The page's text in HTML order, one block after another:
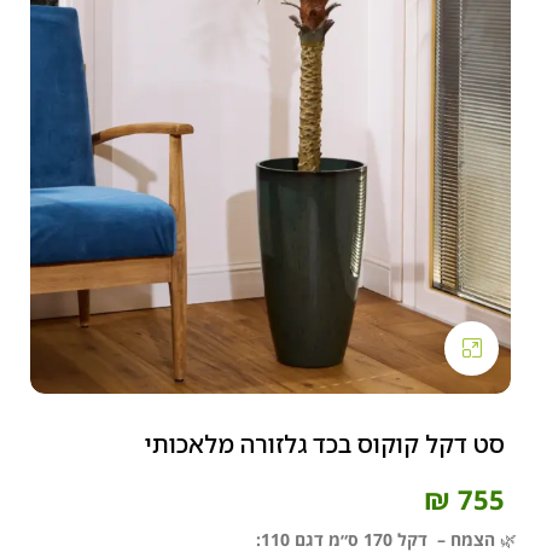
Click to enlarge
סט דקל קוקוס בכד גלזורה מלאכותי
₪ 755
🌿 הצמח – דקל 170 ס״מ דגם 110: